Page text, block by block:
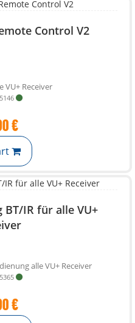
Control V2
VU+ Receiver
€
BT/IR für alle VU+
alle VU+ Receiver
€